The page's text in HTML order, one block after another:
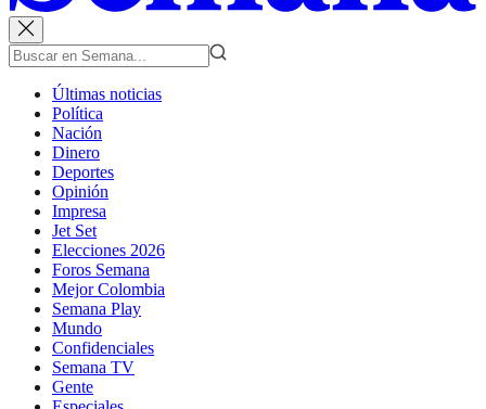
Últimas noticias
Política
Nación
Dinero
Deportes
Opinión
Impresa
Jet Set
Elecciones 2026
Foros Semana
Mejor Colombia
Semana Play
Mundo
Confidenciales
Semana TV
Gente